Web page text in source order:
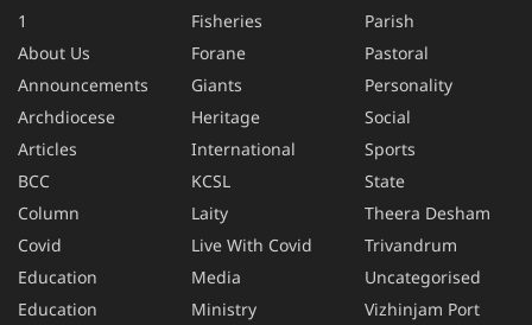
1
About Us
Announcements
Archdiocese
Articles
BCC
Column
Covid
Education
Education
Fisheries
Forane
Giants
Heritage
International
KCSL
Laity
Live With Covid
Media
Ministry
Parish
Pastoral
Personality
Social
Sports
State
Theera Desham
Trivandrum
Uncategorised
Vizhinjam Port